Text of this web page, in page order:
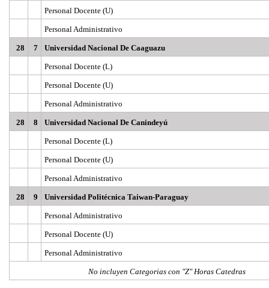
Personal Docente (U)
Personal Administrativo
28 7 Universidad Nacional De Caaguazu
Personal Docente (L)
Personal Docente (U)
Personal Administrativo
28 8 Universidad Nacional De Canindeyú
Personal Docente (L)
Personal Docente (U)
Personal Administrativo
28 9 Universidad Politécnica Taiwan-Paraguay
Personal Administrativo
Personal Docente (U)
Personal Administrativo
No incluyen Categorias con "Z" Horas Catedras